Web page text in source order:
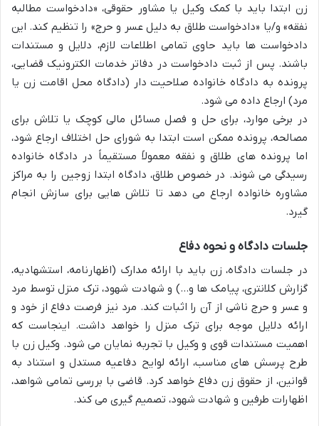
زن ابتدا باید با کمک وکیل یا مشاور حقوقی، «دادخواست مطالبه
نفقه» و/یا «دادخواست طلاق به دلیل عسر و حرج» را تنظیم کند. این
دادخواست ها باید حاوی تمامی اطلاعات لازم، دلایل و مستندات
باشند. پس از ثبت دادخواست در دفاتر خدمات الکترونیک قضایی،
پرونده به دادگاه خانواده صلاحیت دار (دادگاه محل اقامت زن یا
مرد) ارجاع داده می شود.
در برخی موارد، برای حل و فصل مسائل مالی کوچک یا تلاش برای
مصالحه، پرونده ممکن است ابتدا به شورای حل اختلاف ارجاع شود،
اما پرونده های طلاق و نفقه معمولاً مستقیماً در دادگاه خانواده
رسیدگی می شوند. در خصوص طلاق، دادگاه ابتدا زوجین را به مراکز
مشاوره خانواده ارجاع می دهد تا تلاش هایی برای سازش انجام
گیرد.
جلسات دادگاه و نحوه دفاع
در جلسات دادگاه، زن باید با ارائه مدارک (اظهارنامه، استشهادیه،
گزارش کلانتری، پیامک ها و…) و شهادت شهود، ترک منزل توسط مرد
و عسر و حرج ناشی از آن را اثبات کند. مرد نیز فرصت دفاع از خود و
ارائه دلایل موجه برای ترک منزل را خواهد داشت. اینجاست که
اهمیت مستندات قوی و وکیل با تجربه نمایان می شود. وکیل زن با
طرح پرسش های مناسب، ارائه لوایح دفاعیه مستدل و استناد به
قوانین، از حقوق زن دفاع خواهد کرد. قاضی با بررسی تمامی شواهد،
اظهارات طرفین و شهادت شهود، تصمیم گیری می کند.